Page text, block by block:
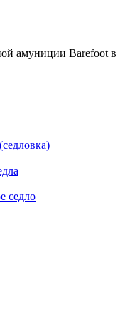
амуниции Barefoot в
седло